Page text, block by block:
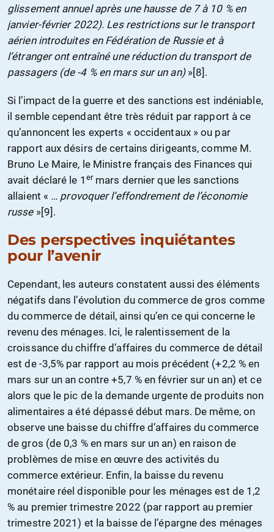
glissement annuel après une hausse de 7 à 10 % en
janvier-février 2022). Les restrictions sur le transport
aérien introduites en Fédération de Russie et à
l’étranger ont entraîné une réduction du transport de
passagers (de -4 % en mars sur un an)»[8].
Si l’impact de la guerre et des sanctions est indéniable,
il semble cependant être très réduit par rapport à ce
qu’annoncent les experts « occidentaux » ou par
rapport aux désirs de certains dirigeants, comme M.
Bruno Le Maire, le Ministre français des Finances qui
avait déclaré le 1 ermars dernier que les sanctions
allaient « … provoquer l’effondrement de l’économie
russe »[9].
Des perspectives inquiétantes
pour l’avenir
Cependant, les auteurs constatent aussi des éléments
négatifs dans l’évolution du commerce de gros comme
du commerce de détail, ainsi qu’en ce qui concerne le
revenu des ménages. Ici, le ralentissement de la
croissance du chiffre d’affaires du commerce de détail
est de -3,5% par rapport au mois précédent (+2,2 % en
mars sur un an contre +5,7 % en février sur un an) et ce
alors que le pic de la demande urgente de produits non
alimentaires a été dépassé début mars. De même, on
observe une baisse du chiffre d’affaires du commerce
de gros (de 0,3 % en mars sur un an) en raison de
problèmes de mise en œuvre des activités du
commerce extérieur. Enfin, la baisse du revenu
monétaire réel disponible pour les ménages est de 1,2
% au premier trimestre 2022 (par rapport au premier
trimestre 2021) et la baisse de l’épargne des ménages